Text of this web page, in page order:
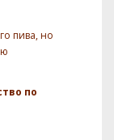
пива, но
по